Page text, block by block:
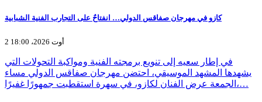
كازو في مهرجان صفاقس الدولي… انفتاحٌ على التجارب الفنية الشبابية
2 أوت 2026، 18:00
في إطار سعيه إلى تنويع برمجته الفنية ومواكبة التحولات التي
يشهدها المشهد الموسيقي، احتضن مهرجان صفاقس الدولي مساء
الجمعة عرض الفنان لكازو، في سهرة استقطبت جمهورًا غفيرًا،…